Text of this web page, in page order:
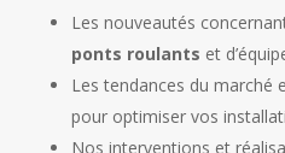
Les nouveautés
ponts roulants et
Les tendances du marché
pour optimiser vos
Nos interventions et